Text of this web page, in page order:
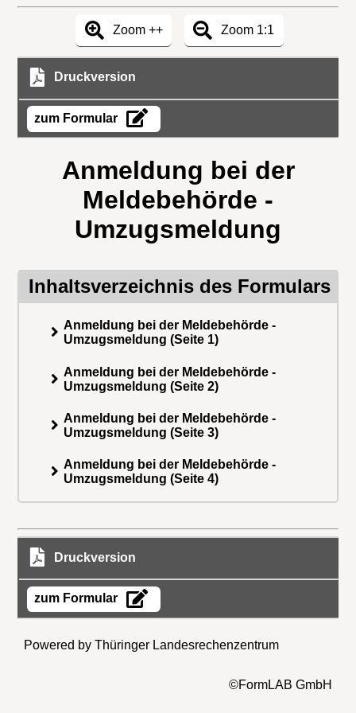
Zoom ++ Zoom 1:1
Druckversion
zum Formular
Anmeldung bei der
Meldebehörde -
Umzugsmeldung
Inhaltsverzeichnis des Formulars
Anmeldung bei der Meldebehörde -
Umzugsmeldung (Seite 1)
Anmeldung bei der Meldebehörde -
Umzugsmeldung (Seite 2)
Anmeldung bei der Meldebehörde -
Umzugsmeldung (Seite 3)
Anmeldung bei der Meldebehörde -
Umzugsmeldung (Seite 4)
Druckversion
zum Formular
Powered by Thüringer Landesrechenzentrum
©FormLAB GmbH